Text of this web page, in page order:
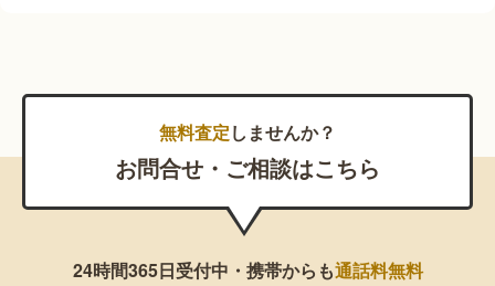
無料査定しませんか？
お問合せ・ご相談はこちら
24時間365日受付中・携帯からも通話料無料